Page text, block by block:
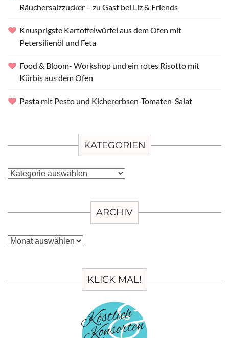
Räuchersalzzucker – zu Gast bei Liz & Friends
Knusprigste Kartoffelwürfel aus dem Ofen mit
Petersilienöl und Feta
Food & Bloom- Workshop und ein rotes Risotto mit
Kürbis aus dem Ofen
Pasta mit Pesto und Kichererbsen-Tomaten-Salat
KATEGORIEN
Kategorien
ARCHIV
Archiv
KLICK MAL!